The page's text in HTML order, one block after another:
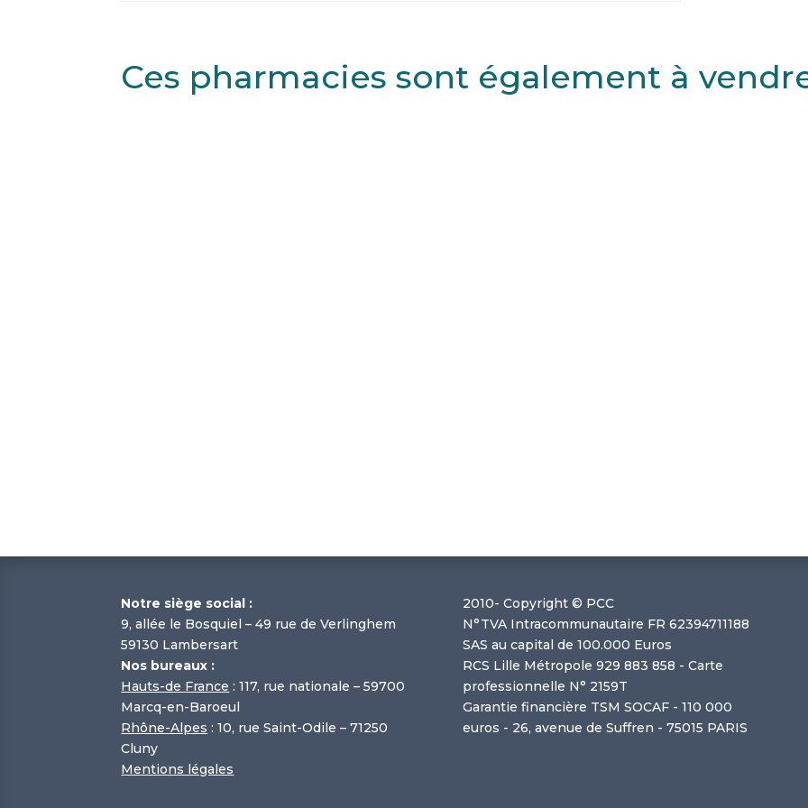
Ces pharmacies sont également à
Notre siège social :
9, allée le Bosquiel – 49 rue de Verlinghem
59130 Lambersart
Nos bureaux :
Hauts-de France : 117, rue nationale – 59700
Marcq-en-Baroeul
Rhône-Alpes : 10, rue Saint-Odile – 71250
Cluny
Mentions légales
2010- Copyright © PCC
N°TVA Intracommunautaire FR 62394711188
SAS au capital de 100.000 Euros
RCS Lille Métropole 929 883 858 - Carte
professionnelle N° 2159T
Garantie financière TSM SOCAF - 110 000
euros - 26, avenue de Suffren - 75015 PARIS